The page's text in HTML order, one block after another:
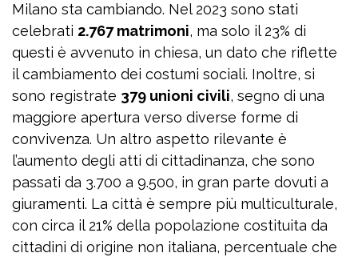
Milano sta cambiando. Nel 2023 sono stati
celebrati 2.767 matrimoni, ma solo il 23% di
questi è avvenuto in chiesa, un dato che riflette
il cambiamento dei costumi sociali. Inoltre, si
sono registrate 379 unioni civili, segno di una
maggiore apertura verso diverse forme di
convivenza. Un altro aspetto rilevante è
l’aumento degli atti di cittadinanza, che sono
passati da 3.700 a 9.500, in gran parte dovuti a
giuramenti. La città è sempre più multiculturale,
con circa il 21% della popolazione costituita da
cittadini di origine non italiana, percentuale che